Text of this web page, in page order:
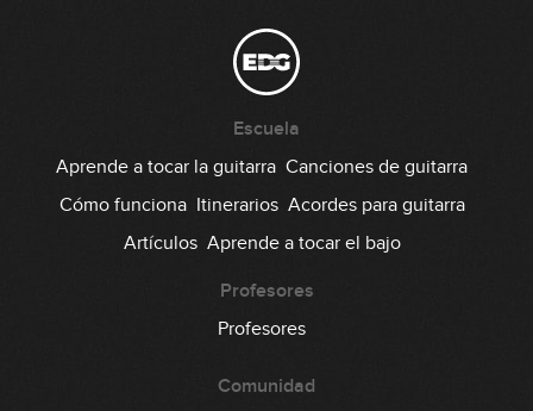
Escuela
Aprende a tocar la guitarra Canciones de guitarra
Cómo funciona Itinerarios Acordes para guitarra
Artículos Aprende a tocar el bajo
Profesores
Profesores
Comunidad